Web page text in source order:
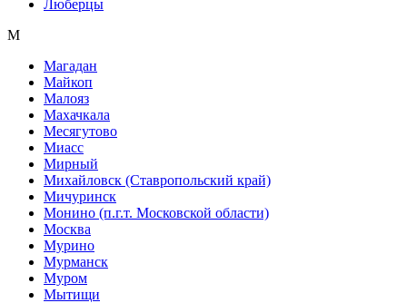
Люберцы
М
Магадан
Майкоп
Малояз
Махачкала
Месягутово
Миасс
Мирный
Михайловск (Ставропольский край)
Мичуринск
Монино (п.г.т. Московской области)
Москва
Мурино
Мурманск
Муром
Мытищи